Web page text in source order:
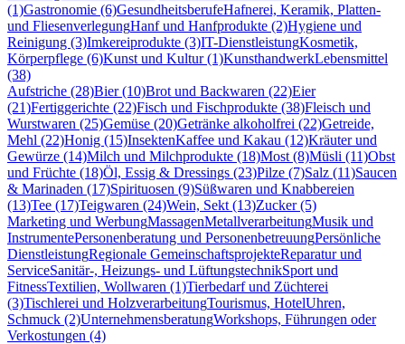
(1)Gastronomie (6)GesundheitsberufeHafnerei, Keramik, Platten-
und FliesenverlegungHanf und Hanfprodukte (2)Hygiene und
Reinigung (3)Imkereiprodukte (3)IT-DienstleistungKosmetik,
Körperpflege (6)Kunst und Kultur (1)KunsthandwerkLebensmittel
(38)
Aufstriche (28)Bier (10)Brot und Backwaren (22)Eier
(21)Fertiggerichte (22)Fisch und Fischprodukte (38)Fleisch und
Wurstwaren (25)Gemüse (20)Getränke alkoholfrei (22)Getreide,
Mehl (22)Honig (15)InsektenKaffee und Kakau (12)Kräuter und
Gewürze (14)Milch und Milchprodukte (18)Most (8)Müsli (11)Obst
und Früchte (18)Öl, Essig & Dressings (23)Pilze (7)Salz (11)Saucen
& Marinaden (17)Spirituosen (9)Süßwaren und Knabbereien
(13)Tee (17)Teigwaren (24)Wein, Sekt (13)Zucker (5)
Marketing und WerbungMassagenMetallverarbeitungMusik und
InstrumentePersonenberatung und PersonenbetreuungPersönliche
DienstleistungRegionale GemeinschaftsprojekteReparatur und
ServiceSanitär-, Heizungs- und LüftungstechnikSport und
FitnessTextilien, Wollwaren (1)Tierbedarf und Züchterei
(3)Tischlerei und HolzverarbeitungTourismus, HotelUhren,
Schmuck (2)UnternehmensberatungWorkshops, Führungen oder
Verkostungen (4)